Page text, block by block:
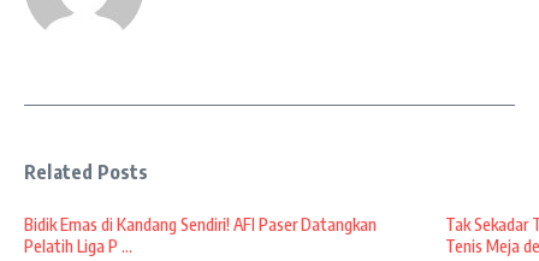
Related Posts
Bidik Emas di Kandang Sendiri! AFI Paser Datangkan
Pelatih Liga P ...
Tak Sekadar
Tenis Meja